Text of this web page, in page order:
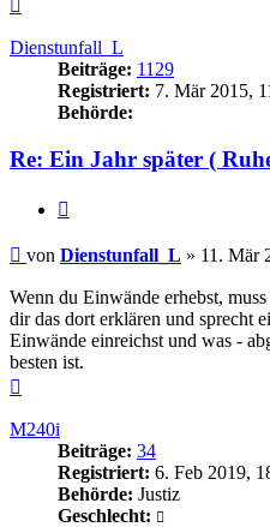
Dienstunfall_L
Beiträge: 1129
Registriert: 7. Mär 2015,
Behörde:
Re: Ein Jahr später (
Beitrag
von Dienstunfall_L » 11. Mär
Wenn du Einwände erhebst,
dir das dort erklären und sprecht
Einwände einreichst und was -
besten ist.
M240i
Beiträge: 34
Registriert: 6. Feb 2019,
Behörde: Justiz
Geschlecht: